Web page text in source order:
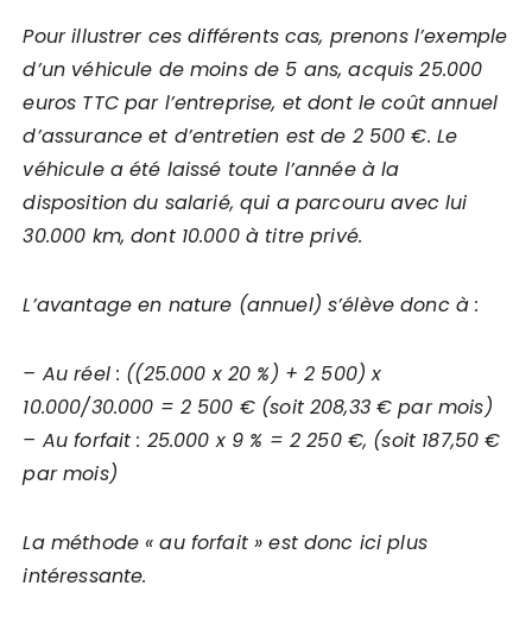
Pour illustrer ces différents cas, prenons l’exemple
d’un véhicule de moins de 5 ans, acquis 25.000
euros TTC par l’entreprise, et dont le coût annuel
d’assurance et d’entretien est de 2 500 €. Le
véhicule a été laissé toute l’année à la
disposition du salarié, qui a parcouru avec lui
30.000 km, dont 10.000 à titre privé.
L’avantage en nature (annuel) s’élève donc à :
– Au réel : ((25.000 x 20 %) + 2 500) x
10.000/30.000 = 2 500 € (soit 208,33 € par mois)
– Au forfait : 25.000 x 9 % = 2 250 €, (soit 187,50 €
par mois)
La méthode « au forfait » est donc ici plus
intéressante.